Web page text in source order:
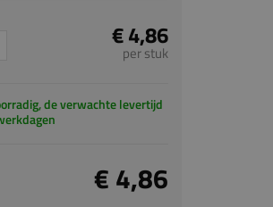
€ 4,86
per stuk
de verwachte levertijd
€ 4,86